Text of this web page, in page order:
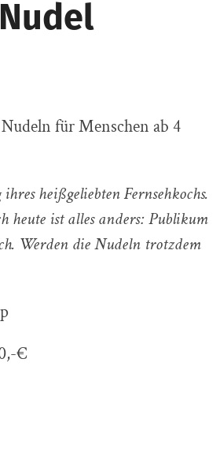
für Menschen ab 4
heißgeliebten Fernsehkochs.
ist alles anders: Publikum
Werden die Nudeln trotzdem
€